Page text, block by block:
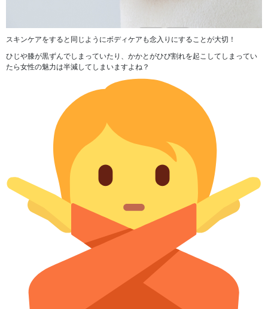
スキンケアをすると同じようにボディケアも念入りにすることが大切！
ひじや膝が黒ずんでしまっていたり、かかとがひび割れを起こしてしまってい
たら女性の魅力は半減してしまいますよね？